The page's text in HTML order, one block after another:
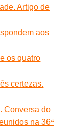
Artigo de
aos
os quatro
certezas.
Conversa do
na 36ª